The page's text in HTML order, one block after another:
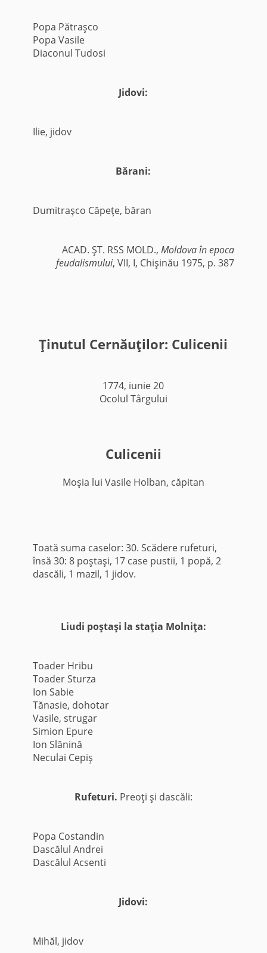
Popa Pătraşco
Popa Vasile
Diaconul Tudosi
Jidovi:
Ilie, jidov
Bărani:
Dumitraşco Căpeţe, băran
ACAD. ŞT. RSS MOLD.,Moldova în epoca
feudalismului, VII, I, Chişinău 1975, p. 387
Ţinutul Cernăuţilor: Culicenii
1774, iunie 20
Ocolul Târgului
Culicenii
Moşia lui Vasile Holban, căpitan
Toată suma caselor: 30. Scădere rufeturi,
însă 30: 8 poştaşi, 17 case pustii, 1 popă, 2
dascăli, 1 mazil, 1 jidov.
Liudi poştaşi la staţia Molniţa:
Toader Hribu
Toader Sturza
Ion Sabie
Tănasie, dohotar
Vasile, strugar
Simion Epure
Ion Slănină
Neculai Cepiş
Rufeturi. Preoţi şi dascăli:
Popa Costandin
Dascălul Andrei
Dascălul Acsenti
Jidovi:
Mihăl, jidov